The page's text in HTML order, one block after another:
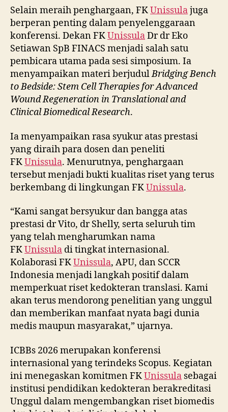
Selain meraih penghargaan, FKUnissulajuga
berperan penting dalam penyelenggaraan
konferensi. Dekan FKUnissulaDr dr Eko
Setiawan SpB FINACS menjadi salah satu
pembicara utama pada sesi simposium. Ia
menyampaikan materi berjudulBridging Bench
to Bedside: Stem Cell Therapies for Advanced
Wound Regeneration in Translational and
Clinical Biomedical Research.
Ia menyampaikan rasa syukur atas prestasi
yang diraih para dosen dan peneliti
FKUnissula. Menurutnya, penghargaan
tersebut menjadi bukti kualitas riset yang terus
berkembang di lingkungan FKUnissula.
“Kami sangat bersyukur dan bangga atas
prestasi dr Vito, dr Shelly, serta seluruh tim
yang telah mengharumkan nama
FKUnissula di tingkat internasional.
Kolaborasi FKUnissula, APU, dan SCCR
Indonesia menjadi langkah positif dalam
memperkuat riset kedokteran translasi. Kami
akan terus mendorong penelitian yang unggul
dan memberikan manfaat nyata bagi dunia
medis maupun masyarakat,” ujarnya.
ICBBs 2026 merupakan konferensi
internasional yang terindeks Scopus. Kegiatan
ini menegaskan komitmen FKUnissula sebagai
institusi pendidikan kedokteran berakreditasi
Unggul dalam mengembangkan riset biomedis